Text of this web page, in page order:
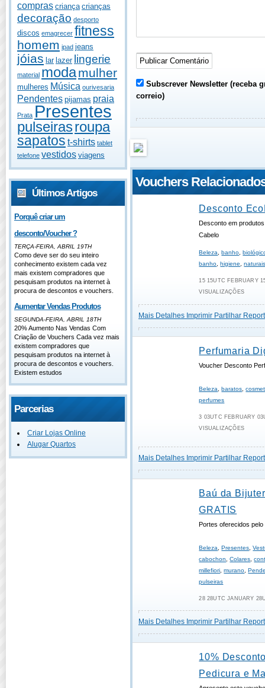
compras criança crianças
decoração desporto
discos emagrecer fitness
homem ipad jeans
jóias lar lazer lingerie
material modamulher
mulheres Música ourivesaria
Pendentes pijamas praia
Prata Presentes
pulseirasroupa
sapatos t-shirts tablet
telefone vestidos viagens
Últimos Artigos
Porquê criar um
desconto/Voucher ?
TERÇA-FEIRA, ABRIL 19TH
Como deve ser do seu inteiro
conhecimento existem cada vez
mais existem compradores que
pesquisam produtos na internet à
procura de descontos e vouchers.
Aumentar Vendas Produtos
SEGUNDA-FEIRA, ABRIL 18TH
20% Aumento Nas Vendas Com
Criação de Vouchers Cada vez mais
existem compradores que
pesquisam produtos na internet à
procura de descontos e vouchers.
Existem estudos
Parcerias
Criar Lojas Online
Alugar Quartos
Subscrever Newsletter (receba
correio)
Vouchers
Desconto
Desconto em
Cabelo
Beleza ,banho ,
banho ,higiene ,
15 15UTC FEBRUARY
VISUALIZAÇÕES
Mais Detalhes Imprimir Partilhar
Perfumaria
Voucher Desconto
Beleza ,baratos ,
perfumes
3 03UTC FEBRUARY
VISUALIZAÇÕES
Mais Detalhes Imprimir Partilhar
Baú da
GRATIS
Portes oferecidos pelo
Beleza ,Presentes ,
cabochon
,Colares ,
millefiori ,murano ,
pulseiras
28 28UTC JANUARY
Mais Detalhes Imprimir Partilhar
10%
Pedicura e